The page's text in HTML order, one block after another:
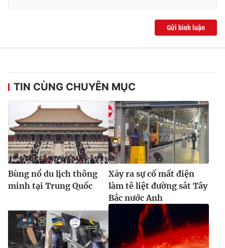
Gửi bình luận
TIN CÙNG CHUYÊN MỤC
Bùng nổ du lịch thông
minh tại Trung Quốc
Xảy ra sự cố mất điện
làm tê liệt đường sắt Tây
Bắc nước Anh